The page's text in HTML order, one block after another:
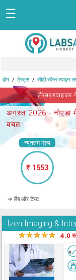
☰
होम टेस्ट्स सीटी स्कैन स्पाइन
लैब्सएडवाइजर
अगस्त 2026 -नोएडा
बचत
न्यूनतम मूल्य
₹ 1553
➜ लैब और टेस्ट
Izen Imaging &
★★★★★ 4.0